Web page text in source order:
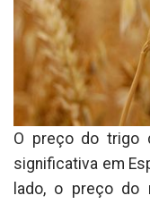
O preço do trigo
significativa em
lado, o preço do